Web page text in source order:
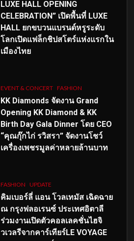
LUXE HALL OPENING
CELEBRATION” เปิดพื้นที่ LUXE
HALL ยกขบวนแบรนด์หรูระดับ
โลกเปิดแฟล็กชิปสโตร์แห่งแรกใน
เมืองไทย
EVENT & CONCERT FASHION
KK Diamonds จัดงาน Grand
Opening KK Diamond & KK
Birth Day Gala Dinner โดย CEO
“คุณกุ๊กไก่ รวิสรา” จัดงานโชว์
เครื่องเพชรมูลค่าหลายล้านบาท
FASHION UPDATE
คิมเบอร์ลี่ แอน โวลเทมัส เฉิดฉาย
ณ กรุงฟลอเรนซ์ ประเทศอิตาลี
ร่วมงานเปิดตัวคอลเลคชั่นไฮจิ
วเวลรีจากคาร์เทียร์LE VOYAGE